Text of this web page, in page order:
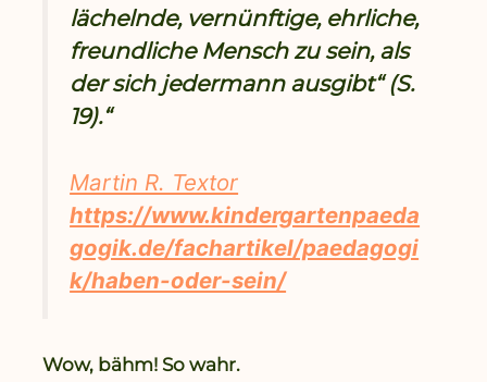
lächelnde, vernünftige, ehrliche,
freundliche Mensch zu sein, als
der sich jedermann ausgibt“ (S.
19).“
Martin R. Textor
https://www.kindergartenpaeda
gogik.de/fachartikel/paedagogi
k/haben-oder-sein/
Wow, bähm! So wahr.